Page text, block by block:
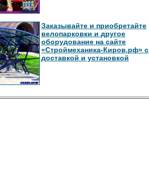
Заказывайте и приобретайте
велопарковки и другое
оборудование на сайте
«Строймеханика-Киров.рф» с
доставкой и установкой